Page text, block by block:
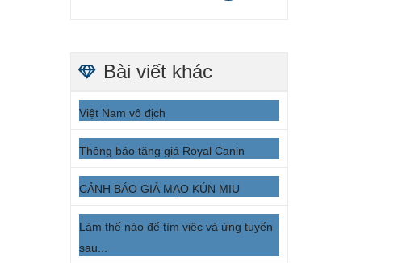
Bài viết khác
Việt Nam vô địch
Thông báo tăng giá Royal Canin
CẢNH BÁO GIẢ MẠO KÚN MIU
Làm thế nào để tìm việc và ứng tuyển
sau...